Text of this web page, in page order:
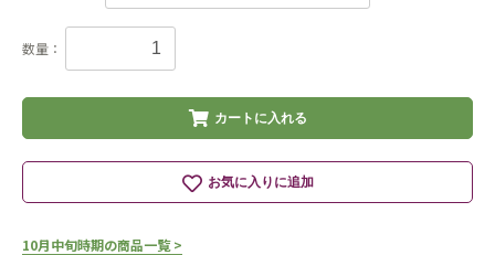
数量：
カートに入れる
お気に入りに追加
10月中旬時期の商品一覧 >